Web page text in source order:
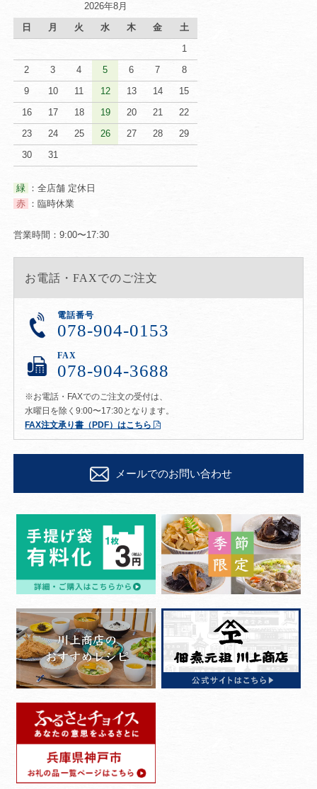
2026年8月
日 月 火 水 木 金 土
1
2 3 4 5 6 7 8
9 10 11 12 13 14 15
16 17 18 19 20 21 22
23 24 25 26 27 28 29
30 31
緑
：全店舗 定休日
赤 ：臨時休業
営業時間：9:00〜17:30
お電話・FAXでのご注文
電話番号
078-904-0153
FAX
078-904-3688
※お電話・FAXでのご注文の受付は、
水曜日を除く9:00〜17:30となります。
FAX注文承り書（PDF）はこちら
メールでのお問い合わせ